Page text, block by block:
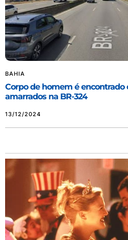
BAHIA
Corpo de homem é encontrado
amarrados na BR-324
13/12/2024